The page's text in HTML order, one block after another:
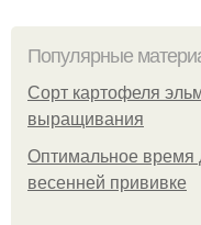
Популярные
Сорт картофеля
выращивания
Оптимальное время
весенней прививке